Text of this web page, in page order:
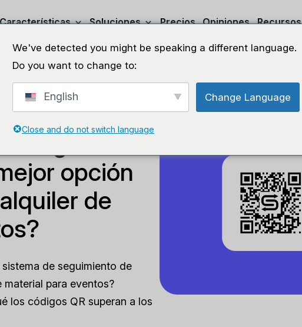
Soluciones Precios Opiniones Recursos
código de
opción
de
de seguimiento de
para eventos?
los códigos QR superan a los
We've detected you might be speaking a different language.
Do you want to change to:
English Change Language
Close and do not switch language